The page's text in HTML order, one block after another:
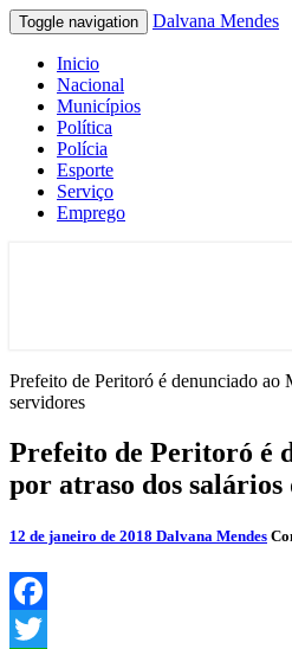
Toggle navigation Dalvana Mendes
Inicio
Nacional
Municípios
Política
Polícia
Esporte
Serviço
Emprego
Prefeito de Peritoró é denunciado ao
servidores
Prefeito de Peritoró é
por atraso dos salários
12 de janeiro de 2018 Dalvana Mendes
Facebook